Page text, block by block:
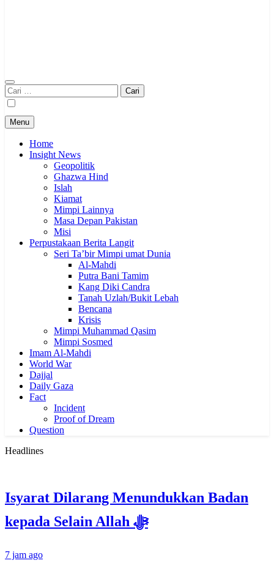
Cari
untuk:
Menu
Home
Insight News
Geopolitik
Ghazwa Hind
Islah
Kiamat
Mimpi Lainnya
Masa Depan Pakistan
Misi
Perpustakaan Berita Langit
Seri Ta’bir Mimpi umat Dunia
Al-Mahdi
Putra Bani Tamim
Kang Diki Candra
Tanah Uzlah/Bukit Lebah
Bencana
Krisis
Mimpi Muhammad Qasim
Mimpi Sosmed
Imam Al-Mahdi
World War
Dajjal
Daily Gaza
Fact
Incident
Proof of Dream
Question
Headlines
Isyarat Dilarang Menundukkan Badan
kepada Selain Allah ﷻ
7 jam ago